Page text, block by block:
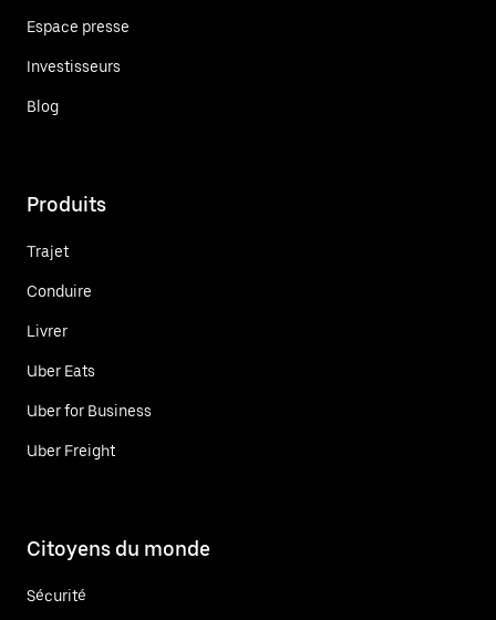
Espace presse
Investisseurs
Blog
Produits
Trajet
Conduire
Livrer
Uber Eats
Uber for Business
Uber Freight
Citoyens du monde
Sécurité